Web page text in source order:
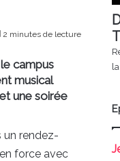
2 minutes de lecture
campus
musical
une soirée
un rendez-
force avec